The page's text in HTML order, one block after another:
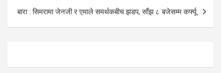
बारा : सिमरामा जेनजी र एमाले समर्थकबीच झडप, साँझ ८ बजेसम्म कर्फ्यू